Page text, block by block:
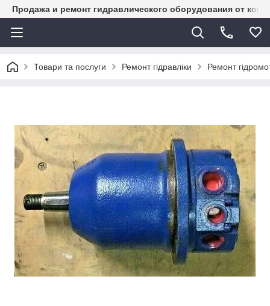
Продажа и ремонт гидравлического оборудования от
Товари та послуги Ремонт гідравліки Ремонт